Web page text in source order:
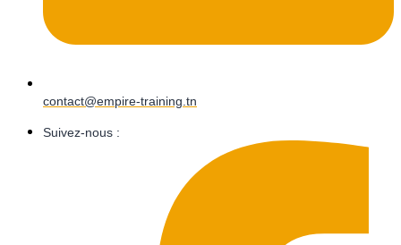
contact@empire-training.tn
Suivez-nous :